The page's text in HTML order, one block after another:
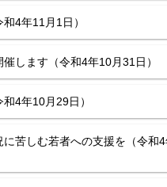
4年11月1日）
します（令和4年10月31日）
4年10月29日）
に苦しむ若者への支援を（令和